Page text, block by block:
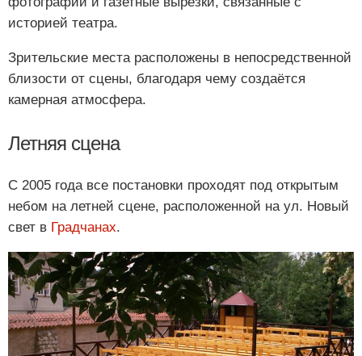
историей театра.
Зрительские места расположены в непосредственной
близости от сцены, благодаря чему создаётся
камерная атмосфера.
Летняя сцена
С 2005 года все постановки проходят под открытым
небом на летней сцене, расположенной на ул. Новый
свет в Градчанах.